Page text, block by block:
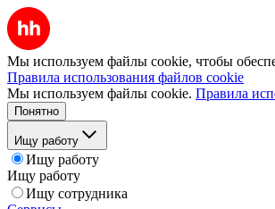
Мы используем файлы cookie, чтобы
Правила использования файлов cookie
Мы используем файлы cookie. Правила
Понятно
Ищу работу
Ищу работу
Ищу работу
Ищу сотрудника